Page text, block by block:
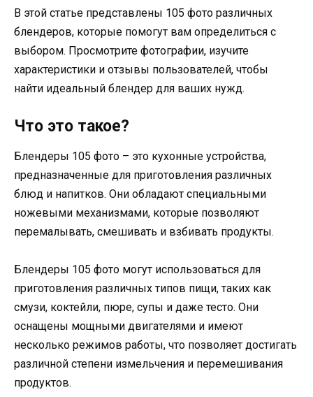
В этой статье представлены 105 фото различных
блендеров, которые помогут вам определиться с
выбором. Просмотрите фотографии, изучите
характеристики и отзывы пользователей, чтобы
найти идеальный блендер для ваших нужд.
Что это такое?
Блендеры 105 фото – это кухонные устройства,
предназначенные для приготовления различных
блюд и напитков. Они обладают специальными
ножевыми механизмами, которые позволяют
перемалывать, смешивать и взбивать продукты.
Блендеры 105 фото могут использоваться для
приготовления различных типов пищи, таких как
смузи, коктейли, пюре, супы и даже тесто. Они
оснащены мощными двигателями и имеют
несколько режимов работы, что позволяет достигать
различной степени измельчения и перемешивания
продуктов.